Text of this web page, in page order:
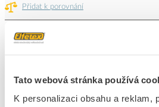
Tato webová stránka používá
K personalizaci obsahu a reklam,
Přidat k porovnání
EAN
Značka